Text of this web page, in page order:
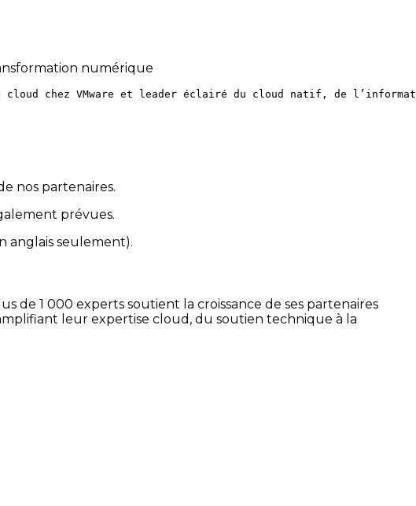
numérique
chez VMware et leader éclairé du cloud natif, de
nos partenaires.
prévues.
anglais seulement).
de 1 000 experts soutient la croissance de ses partenaires
leur expertise cloud, du soutien technique à la